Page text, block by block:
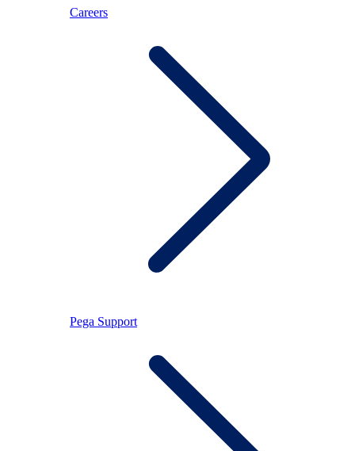
Careers
Pega Support